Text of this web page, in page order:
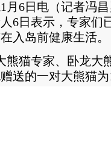
6日电（记者冯昌
6日表示，专家们
入岛前健康生活。
猫专家、卧龙大
送的一对大熊猫